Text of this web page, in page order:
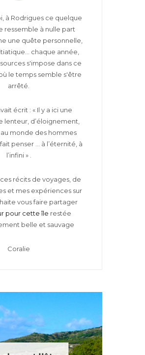
à Rodrigues ce quelque
ressemble à nulle part
une quête personnelle,
chaque année,
s'impose dans ce
le temps semble s'être
arrêté.
écrit : « Il y a ici une
lenteur, d’éloignement,
monde des hommes
penser … à l’éternité, à
l’infini » .
récits de voyages, de
et mes expériences sur
vous faire partager
pour cette île restée
belle et sauvage
Coralie